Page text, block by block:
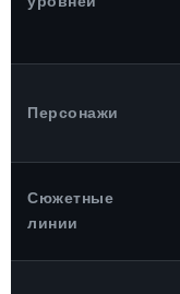
Персонажи
Сюжетные
линии